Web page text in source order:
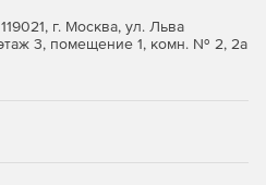
фильтры позволяют
на уровне дисков, папок
г. Москва, ул. Льва
3, помещение 1, комн. № 2, 2а